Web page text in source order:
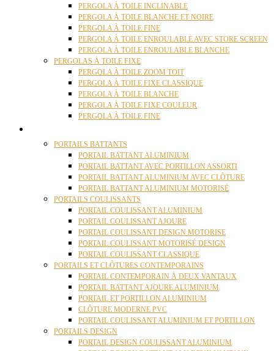
PERGOLA À TOILE INCLINABLE
PERGOLA À TOILE BLANCHE ET NOIRE
PERGOLA À TOILE FINE
PERGOLA À TOILE ENROULABLE AVEC STORE SCREEN
PERGOLA À TOILE ENROULABLE BLANCHE
PERGOLAS À TOILE FIXE
PERGOLA À TOILE ZOOM TOIT
PERGOLA À TOILE FIXE CLASSIQUE
PERGOLA À TOILE BLANCHE
PERGOLA À TOILE FIXE COULEUR
PERGOLA À TOILE FINE
PORTAILS BATTANTS
PORTAIL BATTANT ALUMINIUM
PORTAIL BATTANT AVEC PORTILLON ASSORTI
PORTAIL BATTANT ALUMINIUM AVEC CLÔTURE
PORTAIL BATTANT ALUMINIUM MOTORISÉ
PORTAILS COULISSANTS
PORTAIL COULISSANT ALUMINIUM
PORTAIL COULISSANT AJOURE
PORTAIL COULISSANT DESIGN MOTORISE
PORTAIL COULISSANT MOTORISÉ DESIGN
PORTAIL COULISSANT CLASSIQUE
PORTAILS ET CLÔTURES CONTEMPORAINS
PORTAIL CONTEMPORAIN À DEUX VANTAUX
PORTAIL BATTANT AJOURE ALUMINIUM
PORTAIL ET PORTILLON ALUMINIUM
CLÔTURE MODERNE PVC
PORTAIL COULISSANT ALUMINIUM ET PORTILLON
PORTAILS DESIGN
PORTAIL DESIGN COULISSANT ALUMINIUM